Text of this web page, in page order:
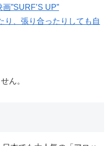
”SURF’S UP”
り、張り合ったりしても自
ん。